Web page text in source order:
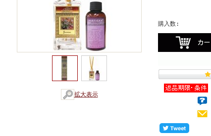
拡大表示
購入数: